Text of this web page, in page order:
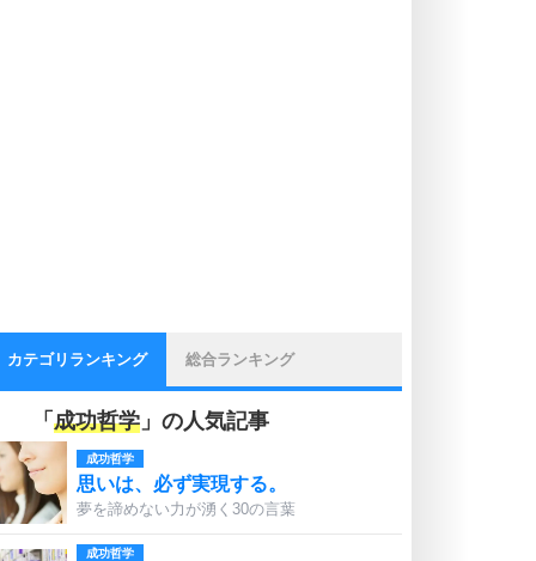
カテゴリランキング 総合ランキング
「 成功哲学 」の人気記事
成功哲学
思いは、必ず実現する。
夢を諦めない力が湧く30の言葉
成功哲学